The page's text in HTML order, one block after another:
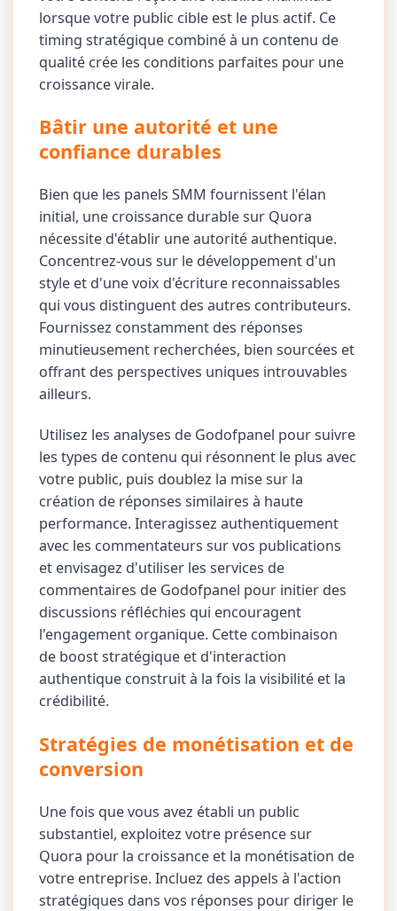
lorsque votre public cible est le plus actif. Ce
timing stratégique combiné à un contenu de
qualité crée les conditions parfaites pour une
croissance virale.
Bâtir une autorité et une
confiance durables
Bien que les panels SMM fournissent l'élan
initial, une croissance durable sur Quora
nécessite d'établir une autorité authentique.
Concentrez-vous sur le développement d'un
style et d'une voix d'écriture reconnaissables
qui vous distinguent des autres contributeurs.
Fournissez constamment des réponses
minutieusement recherchées, bien sourcées et
offrant des perspectives uniques introuvables
ailleurs.
Utilisez les analyses de Godofpanel pour suivre
les types de contenu qui résonnent le plus avec
votre public, puis doublez la mise sur la
création de réponses similaires à haute
performance. Interagissez authentiquement
avec les commentateurs sur vos publications
et envisagez d'utiliser les services de
commentaires de Godofpanel pour initier des
discussions réfléchies qui encouragent
l'engagement organique. Cette combinaison
de boost stratégique et d'interaction
authentique construit à la fois la visibilité et la
crédibilité.
Stratégies de monétisation et de
conversion
Une fois que vous avez établi un public
substantiel, exploitez votre présence sur
Quora pour la croissance et la monétisation de
votre entreprise. Incluez des appels à l'action
stratégiques dans vos réponses pour diriger le